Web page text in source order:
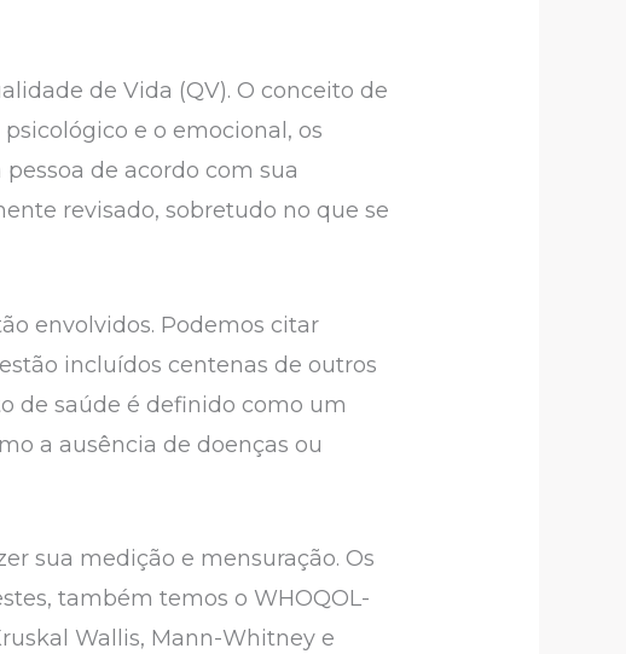
de Vida (QV). O conceito de
e o emocional, os
de acordo com sua
revisado, sobretudo no que se
envolvidos. Podemos citar
incluídos centenas de outros
de saúde é definido como um
a ausência de doenças ou
sua medição e mensuração. Os
também temos o WHOQOL-
Wallis, Mann-Whitney e